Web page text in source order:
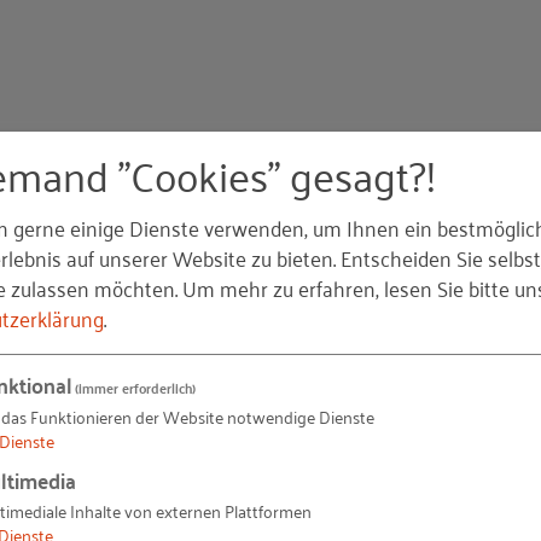
Wandel
Stärken nutzen, Schwächen kompensieren
fördern
im
"Cookies" gesagt?!
gerne einige Dienste verwenden, um Ihnen ein
auf unserer Website zu bieten. Entscheiden Sie
zulassen möchten.Um mehr zu erfahren, lesen Sie bitte
.
(immer erforderlich)
Funktionieren der Website notwendige Dienste
Dienste
Inhalte von externen Plattformen
Dienste